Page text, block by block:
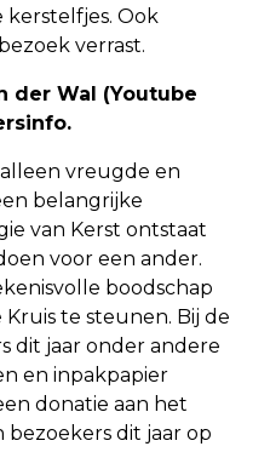
kerstelfjes. Ook
verrast.
der Wal (Youtube
vreugde en
belangrijke
van Kerst ontstaat
voor een ander.
boodschap
te steunen. Bij de
dit jaar onder andere
en inpakpapier
donatie aan het
bezoekers dit jaar op